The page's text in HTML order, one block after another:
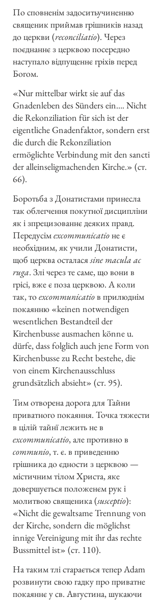
По сповненім задоситьучиненню
священик приймав грішників назад
до церкви (reconciliatio). Через
поєднаннє з церквою посередно
наступало відпущеннє гріхів перед
Богом.
«Nur mittelbar wirkt sie auf das
Gnadenleben des Sünders ein…. Nicht
die Rekonziliation für sich ist der
eigentliche Gnadenfaktor, sondern erst
die durch die Rekonziliation
ermöglichte Verbindung mit den sancti
der alleinseligmachenden Kirche.» (ст.
66).
Боротьба з Донатистами принесла
так облегчення покутної дисципліни
як і зпрецизованнє деяких правд.
Передусімexcommunicatioне є
необхідним, як учили Донатисти,
щоб церква осталасяsine macula ac
ruga. Злі через те саме, що вони в
грісі, вже є поза церквою. А коли
так, тоexcommunicatioв прилюднім
покаянню «keinen notwendigen
wesentlichen Bestandteil der
Kirchenbusse ausmachen könne u.
dürfe, dass folglich auch jene Form von
Kirchenbusse zu Recht bestehe, die
von einem Kirchenausschluss
grundsätzlich absieht» (ст. 95).
Тим отворена дорога для Тайни
приватного покаяння. Точка тяжести
в цілій тайнї лежить не в
excommunicatio, але противно в
communio, т. є. в приведенню
грішника до єдности з церквою —
містичним тілом Христа, яке
довершується положенєм рук і
молитвою священика (susceptio):
«Nicht die gewaltsame Trennung von
der Kirche, sondern die möglichst
innige Vereinigung mit ihr das rechte
Bussmittel ist» (ст. 110).
На таким тлі старається тепер Adam
розвинути свою гадку про приватне
покаяннє у св. Августина, шукаючи